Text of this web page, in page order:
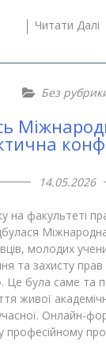
Читати Далі
Без
14.05.2026
на факультеті
молодих
та захисту прав
Це була саме та
живої
Онлайн-
професійному